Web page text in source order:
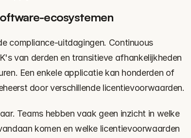
ecosystemen
compliance-uitdagingen. Continuous
van derden en transitieve afhankelijkheden
Een enkele applicatie kan honderden of
door verschillende licentievoorwaarden.
Teams hebben vaak geen inzicht in welke
komen en welke licentievoorwaarden